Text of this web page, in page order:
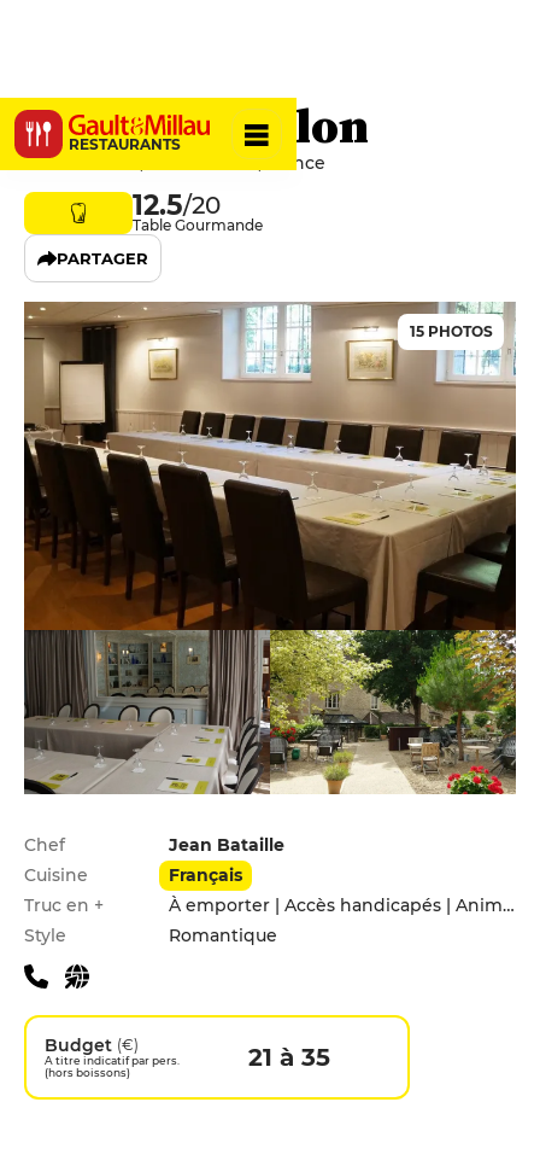
RESTAURANTS
La Porte Bellon
51 Rue Bellon, 60300 Senlis, France
12.5/20
Table Gourmande
PARTAGER
15 PHOTOS
Infos pratiques
Chef
Jean Bataille
Cuisine
Français
Truc en +
À emporter | Accès handicapés | Animaux acceptés | Hébergement | Menu enfants
Style
Romantique
Budget (€)
A titre indicatif par pers.
(hors boissons)
21 à 35